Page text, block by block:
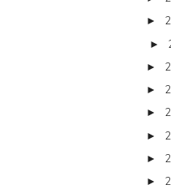
►
►
►
►
►
►
►
►